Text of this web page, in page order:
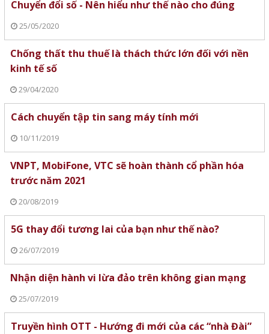
Chuyển đổi số - Nên hiểu như thế nào cho đúng
25/05/2020
Chống thất thu thuế là thách thức lớn đối với nền
kinh tế số
29/04/2020
Cách chuyển tập tin sang máy tính mới
10/11/2019
VNPT, MobiFone, VTC sẽ hoàn thành cổ phần hóa
trước năm 2021
20/08/2019
5G thay đổi tương lai của bạn như thế nào?
26/07/2019
Nhận diện hành vi lừa đảo trên không gian mạng
25/07/2019
Truyền hình OTT - Hướng đi mới của các “nhà Đài”